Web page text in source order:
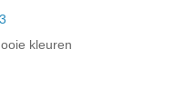
kleuren